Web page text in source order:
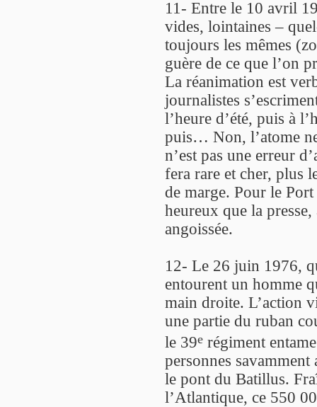
11- Entre le 10 avril
vides, lointaines –
toujours les mêmes
guère de ce que l’on
La réanimation est
journalistes
l’heure d’été, puis à
puis… Non, l’atome
n’est pas une erreur
fera rare et cher, plus
de marge. Pour le
heureux que la
angoissée.
12- Le 26 juin 1976,
entourent un homme
main droite. L’action
une partie du ruban
le 39e régiment
personnes
le pont du Batillus.
l’Atlantique, ce 550